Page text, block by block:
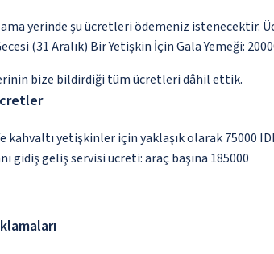
yerinde şu ücretleri ödemeniz istenecektir.
(31 Aralık) Bir Yetişkin İçin Gala Yemeği:
bize bildirdiği tüm ücretleri dâhil ettik.
kahvaltı yetişkinler için yaklaşık olarak 75000
gidiş geliş servisi ücreti: araç başına 185000